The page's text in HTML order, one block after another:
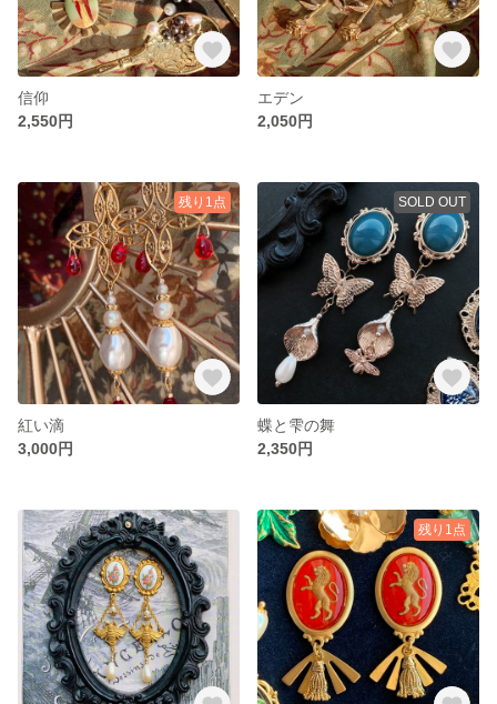
信仰
2,550円
エデン
2,050円
残り1点
紅い滴
3,000円
SOLD OUT
蝶と雫の舞
2,350円
残り1点